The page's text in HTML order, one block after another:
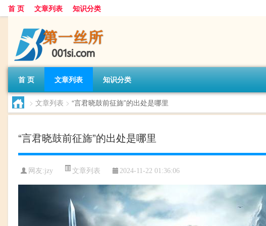
首 页 文章列表 知识分类
首 页 文章列表 知识分类
> 文章列表 > “言君晓鼓前征旆”的出处是哪里
“言君晓鼓前征旆”的出处是哪里
网友:jzy 文章列表 2024-11-22 01:36:06